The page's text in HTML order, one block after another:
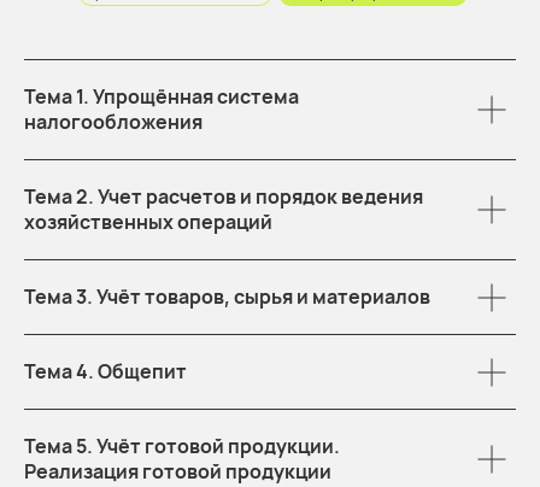
Тема 1. Упрощённая система
налогообложения
Тема 2. Учет расчетов и порядок ведения
хозяйственных операций
Тема 3. Учёт товаров, сырья и материалов
Тема 4. Общепит
Тема 5. Учёт готовой продукции.
Реализация готовой продукции